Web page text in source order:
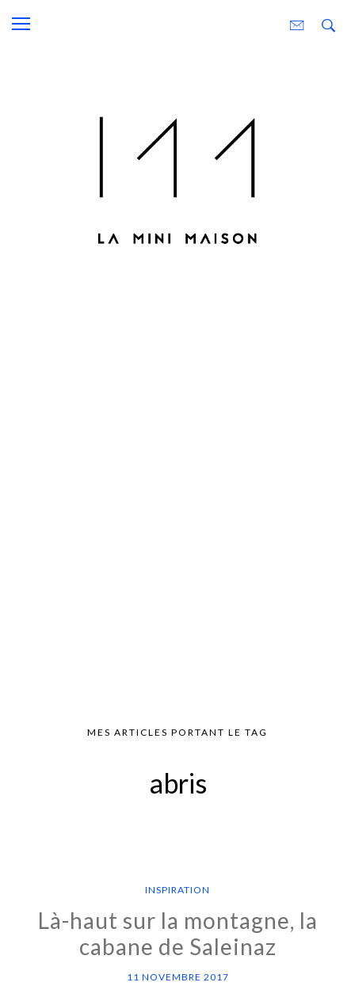
MES ARTICLES PORTANT LE TAG
abris
INSPIRATION
Là-haut sur la montagne, la
cabane de Saleinaz
11 NOVEMBRE 2017